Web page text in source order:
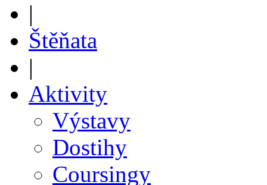
|
Štěňata
|
Aktivity
Výstavy
Dostihy
Coursingy